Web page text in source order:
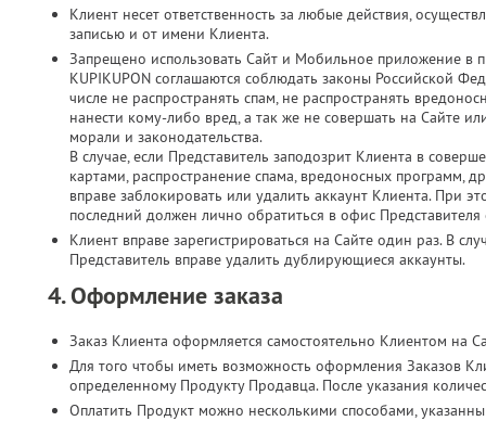
Клиент несет ответственность за любые действия,
записью и от имени Клиента.
Запрещено использовать Сайт и Мобильное приложение в
KUPIKUPON соглашаются соблюдать законы Российской
числе не распространять спам, не распространять
нанести кому-либо вред, а так же не совершать на Сайте
морали и законодательства.
В случае, если Представитель заподозрит Клиента в
картами, распространение спама, вредоносных программ,
вправе заблокировать или удалить аккаунт Клиента. При
последний должен лично обратиться в офис Представителя
Клиент вправе зарегистрироваться на Сайте один раз. В
Представитель вправе удалить дублирующиеся аккаунты.
4. Оформление заказа
Заказ Клиента оформляется самостоятельно Клиентом на
Для того чтобы иметь возможность оформления Заказов
определенному Продукту Продавца. После указания
Оплатить Продукт можно несколькими способами,